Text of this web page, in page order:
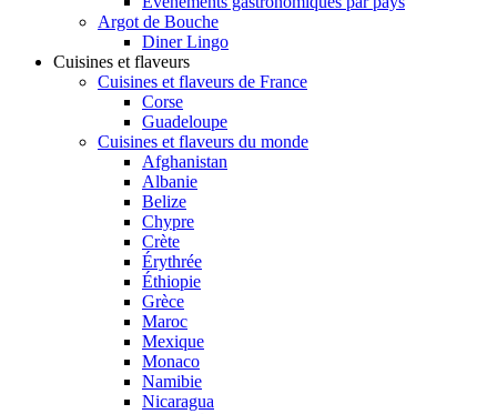
Argot de Bouche
Diner Lingo
Cuisines et flaveurs
Cuisines et flaveurs de France
Corse
Guadeloupe
Cuisines et flaveurs du monde
Afghanistan
Albanie
Belize
Chypre
Crète
Érythrée
Éthiopie
Grèce
Maroc
Mexique
Monaco
Namibie
Nicaragua